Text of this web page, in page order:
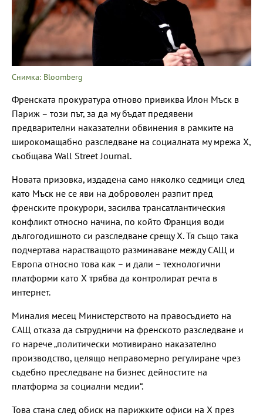
Снимка: Bloomberg
Френската прокуратура отново привиква Илон Мъск в
Париж – този път, за да му бъдат предявени
предварителни наказателни обвинения в рамките на
широкомащабно разследване на социалната му мрежа X,
съобщава Wall Street Journal.
Новата призовка, издадена само няколко седмици след
като Мъск не се яви на доброволен разпит пред
френските прокурори, засилва трансатлантическия
конфликт относно начина, по който Франция води
дългогодишното си разследване срещу X. Тя също така
подчертава нарастващото разминаване между САЩ и
Европа относно това как – и дали – технологични
платформи като X трябва да контролират речта в
интернет.
Миналия месец Министерството на правосъдието на
САЩ отказа да сътрудничи на френското разследване и
го нарече „политически мотивирано наказателно
производство, целящо неправомерно регулиране чрез
съдебно преследване на бизнес дейностите на
платформа за социални медии“.
Това стана след обиск на парижките офиси на X през